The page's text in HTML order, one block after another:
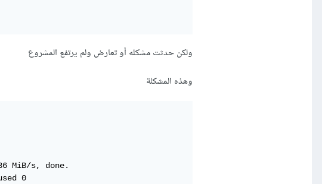
ولكن حدثت مشكله أو تعارض ولم يرتفع المشروع
وهذه المشكلة
MiB/s, done.
0